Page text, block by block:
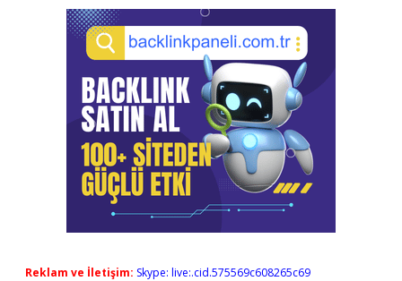
Reklam ve İletişim: Skype: live:.cid.575569c608265c69